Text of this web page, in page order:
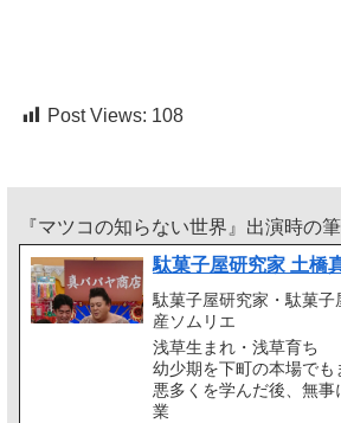
Post Views: 108
『マツコの知らない世界』出演時の
駄菓子屋研究家 土橋
駄菓子屋研究家・駄菓子
産ソムリエ
浅草生まれ・浅草育ち
幼少期を下町の本場で
悪多くを学んだ後、無
業